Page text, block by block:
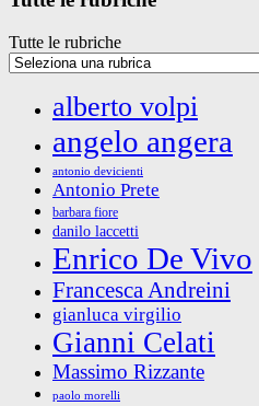
Tutte le rubriche
alberto volpi
angelo angera
antonio devicienti
Antonio Prete
barbara fiore
danilo laccetti
Enrico De Vivo
Francesca Andreini
gianluca virgilio
Gianni Celati
Massimo Rizzante
paolo morelli